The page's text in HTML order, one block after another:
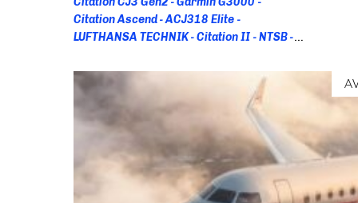
Citation Ascend
ACJ318 Elite
LUFTHANSA TECHNIK
Citation II
NTSB
Antarctique
HiFly CAE
CBT
Competence Based Trainig
FORMATION
PILOTE
Aero 2026
Taxe
Citation Excel
Lyon-Bron
EBAA France PW800
PWC
Cessna Citation
M2 Gen2
NBAA-BACE
Comlux 747-8 Boeing
Dassault
Falcon 6X
FalconEye SyberJet
PC-